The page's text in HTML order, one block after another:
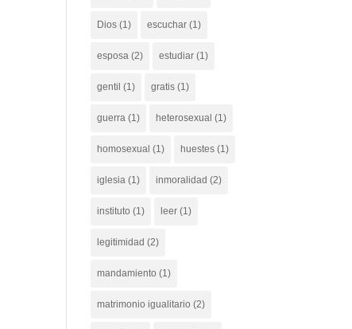
Dios (1) escuchar (1)
esposa (2) estudiar (1)
gentil (1) gratis (1)
guerra (1) heterosexual (1)
homosexual (1) huestes (1)
iglesia (1) inmoralidad (2)
instituto (1) leer (1)
legitimidad (2)
mandamiento (1)
matrimonio igualitario (2)